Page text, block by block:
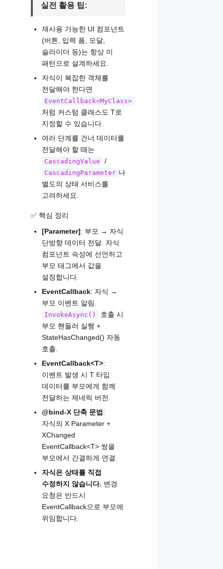
실전 활용 팁:
재사용 가능한 UI 컴포넌트
(버튼, 입력 폼, 모달,
슬라이더 등)는 항상 이
패턴으로 설계하세요.
자식이 복잡한 객체를
전달해야 한다면
EventCallback<MyClass>
처럼 커스텀 클래스도 T로
지정할 수 있습니다.
여러 단계를 건너 데이터를
전달해야 할 때는
CascadingValue /
CascadingParameter 나
별도의 상태 서비스를
고려하세요.
✅ 핵심 정리
[Parameter]: 부모 → 자식
단방향 데이터 전달. 자식
컴포넌트 속성에 선언하고
부모 태그에서 값을
설정합니다.
EventCallback: 자식 →
부모 이벤트 알림.
InvokeAsync()
호출 시
부모 핸들러 실행 +
StateHasChanged() 자동
호출.
EventCallback<T>:
이벤트 발생 시 T 타입
데이터를 부모에게 함께
전달하는 제네릭 버전.
@bind-X 단축 문법 :
자식의 X Parameter +
XChanged
EventCallback<T> 쌍을
부모에서 간결하게 연결.
자식은 상태를 직접
수정하지 않습니다. 변경
요청은 반드시
EventCallback으로 부모에
위임합니다.